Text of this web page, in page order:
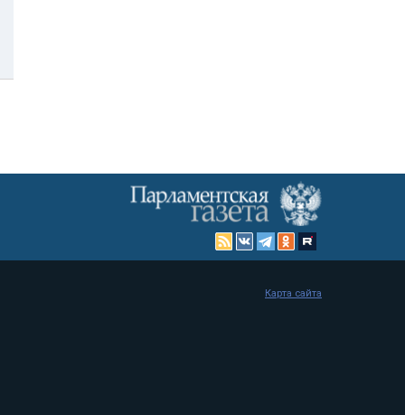
Карта сайта